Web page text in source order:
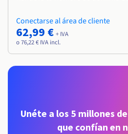
Conectarse al área de cliente
62,99 € + IVA
o 76,22 € IVA incl.
Unéte a los 5 millones
que confían en